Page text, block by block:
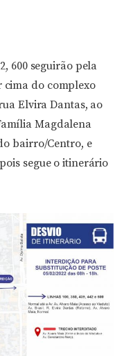
600 seguirão pela
cima do complexo
Elvira Dantas, ao
Magdalena
bairro/Centro, e
segue o itinerário